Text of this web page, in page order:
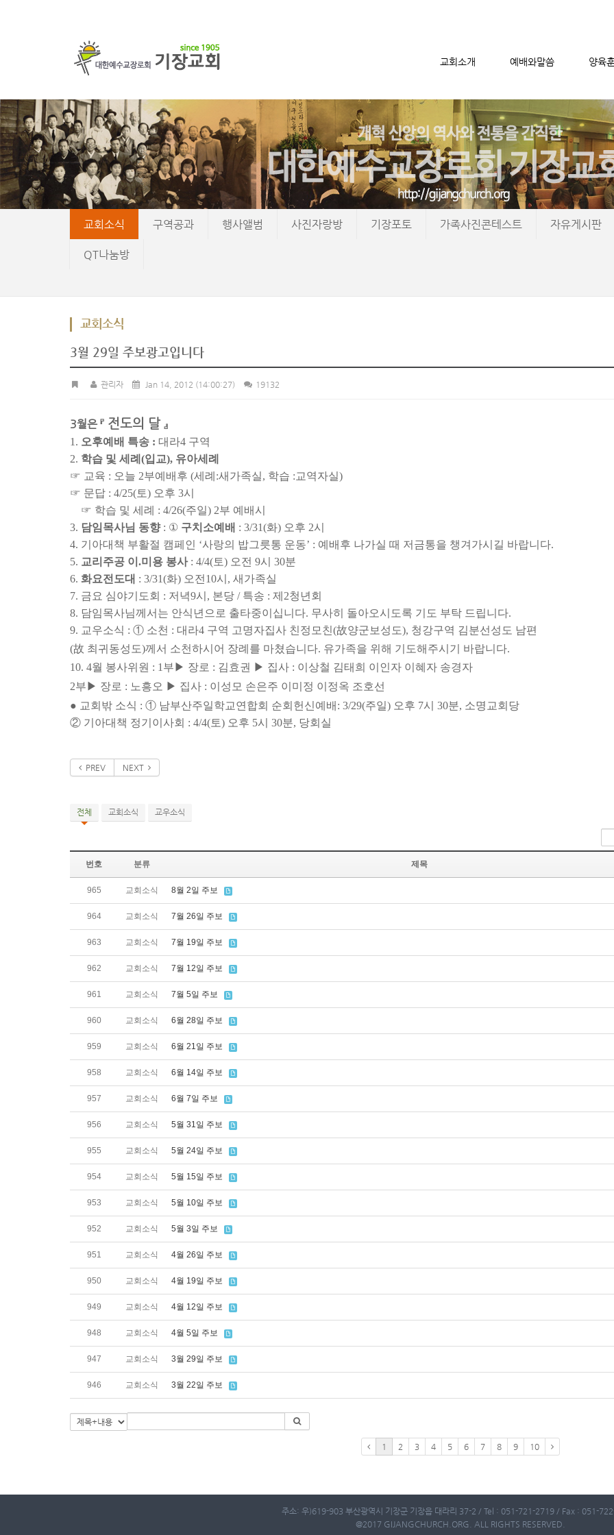
교회소개 예배와말씀 양육
메뉴 건너뛰기
교회소식 구역공과 행사앨범 사진자랑방 기장포토 가족사진콘테스트 자유게시판
QT나눔방
교회소식
3월 29일 주보광고입니다
관리자 Jan 14, 2012 (14:00:27) 19132
3월은 『 전도의 달 』
1. 오후예배 특송 : 대라4 구역
2. 학습 및 세례(입교), 유아세례
☞ 교육 : 오늘 2부예배후 (세례:새가족실, 학습 :교역자실)
☞ 문답 : 4/25(토) 오후 3시
☞ 학습 및 세례 : 4/26(주일) 2부 예배시
3. 담임목사님 동향: ① 구치소예배 : 3/31(화) 오후 2시
4. 기아대책 부활절 캠페인 ‘사랑의 밥그릇통 운동’ : 예배후 나가실 때 저금통을 챙겨가시길 바랍니다.
5. 교리주공 이.미용 봉사: 4/4(토) 오전 9시 30분
6. 화요전도대 : 3/31(화) 오전10시, 새가족실
7. 금요 심야기도회 : 저녁9시, 본당 / 특송 : 제2청년회
8. 담임목사님께서는 안식년으로 출타중이십니다. 무사히 돌아오시도록 기도 부탁 드립니다.
9. 교우소식 : ① 소천 : 대라4 구역 고명자집사 친정모친(故양군보성도), 청강구역 김분선성도 남편
(故 최귀동성도)께서 소천하시어 장례를 마쳤습니다. 유가족을 위해 기도해주시기 바랍니다.
10. 4월 봉사위원 : 1부▶ 장로 : 김효권 ▶ 집사 : 이상철 김태희 이인자 이혜자 송경자
2부▶ 장로 : 노흥오 ▶ 집사 : 이성모 손은주 이미정 이정옥 조호선
● 교회밖 소식 : ① 남부산주일학교연합회 순회헌신예배: 3/29(주일) 오후 7시 30분, 소명교회당
② 기아대책 정기이사회 : 4/4(토) 오후 5시 30분, 당회실
PREV NEXT
전체 교회소식 교우소식
번호 분류 제목
965 교회소식 8월 2일 주보
964 교회소식 7월 26일 주보
963 교회소식 7월 19일 주보
962 교회소식 7월 12일 주보
961 교회소식 7월 5일 주보
960 교회소식 6월 28일 주보
959 교회소식 6월 21일 주보
958 교회소식 6월 14일 주보
957 교회소식 6월 7일 주보
956 교회소식 5월 31일 주보
955 교회소식 5월 24일 주보
954 교회소식 5월 15일 주보
953 교회소식 5월 10일 주보
952 교회소식 5월 3일 주보
951 교회소식 4월 26일 주보
950 교회소식 4월 19일 주보
949 교회소식 4월 12일 주보
948 교회소식 4월 5일 주보
947 교회소식 3월 29일 주보
946 교회소식 3월 22일 주보
1 2 3 4 5 6 7 8 9 10
주소: 우)619-903 부산광역시 기장군 기장읍 대라리 37-2 / Tel : 051-721-2719 / Fax : 051-
@2017 GIJANGCHURCH.ORG. ALL RIGHTS RESERVED.